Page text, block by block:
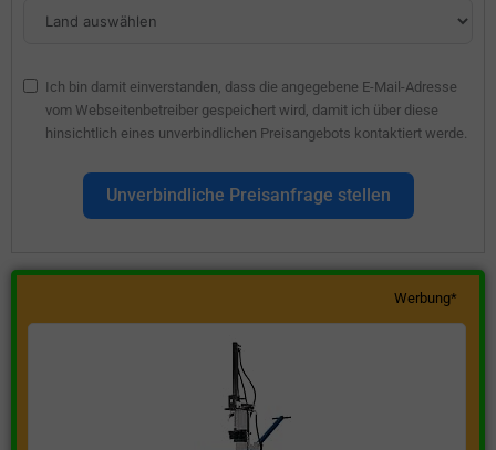
Ich bin damit einverstanden, dass die angegebene E-Mail-Adresse
vom Webseitenbetreiber gespeichert wird, damit ich über diese
hinsichtlich eines unverbindlichen Preisangebots kontaktiert werde.
Unverbindliche Preisanfrage stellen
Werbung*